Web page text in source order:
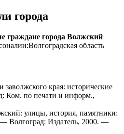
города
граждане города Волжский
область
заволжского края: исторические
Ком. по печати и информ.,
улицы, история, памятники:
Волгоград: Издатель, 2000. —